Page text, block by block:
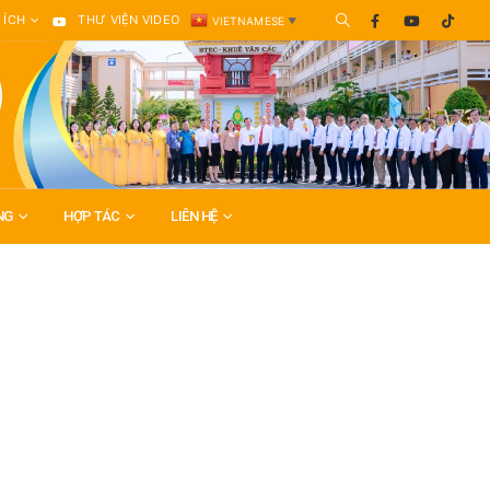
ÍCH THƯ VIỆN VIDEO VIETNAMESE ▼
HỢP TÁC LIÊN HỆ